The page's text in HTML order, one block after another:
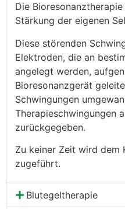
Die
Stärkung der eigenen
Diese störenden
Elektroden, die an
angelegt werden,
Bioresonanzgerät
Schwingungen
Therapieschwingungen
zurückgegeben.
Zu keiner Zeit wird dem
zugeführt.
Blutegeltherapie